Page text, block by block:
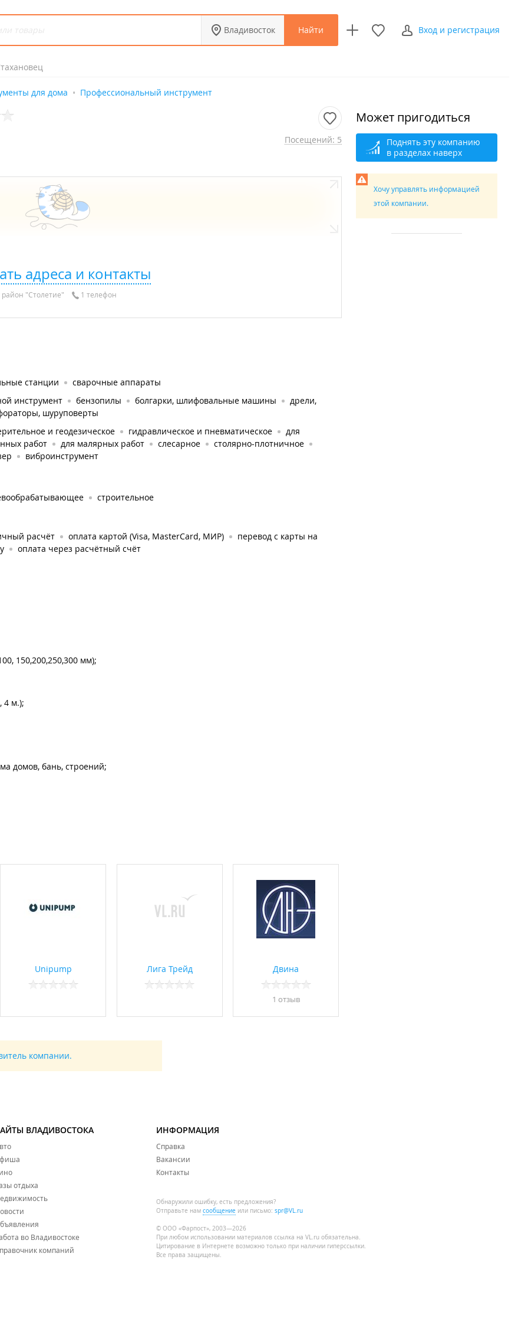
Владивосток Найти Вход и регистрация
для дома Профессиональный инструмент
Посещений: 5
адреса и контакты
район "Столетие" 1 телефон
станции сварочные аппараты
инструмент бензопилы болгарки, шлифовальные машины
дрели,
шуруповерты
и геодезическое гидравлическое и пневматическое
для
работ
для малярных работ слесарное
столярно-плотничное
виброинструмент
строительное
расчёт оплата картой (Visa, MasterCard, МИР)
перевод с карты на
оплата через расчётный счёт
150,200,250,300 мм);
4 м.);
домов, бань, строений;
монтажные;
10; 25; 43; 75 квт.);
– мозайки);
Unipump Лига Трейд Двина
1 отзыв
компании.
Может пригодиться
Поднять эту компанию
в разделах наверх
Хочу управлять информацией
этой компании.
ВЛАДИВОСТОКА
отдыха
во Владивостоке
компаний
ИНФОРМАЦИЯ
Справка
Вакансии
Контакты
Обнаружили ошибку, есть предложения?
Отправьте нам сообщение или письмо: spr@VL.ru
© ООО «Фарпост», 2003—2026
При любом использовании материалов ссылка на VL.ru обязательна.
Цитирование в Интернете возможно только при наличии гиперссылки.
Все права защищены.